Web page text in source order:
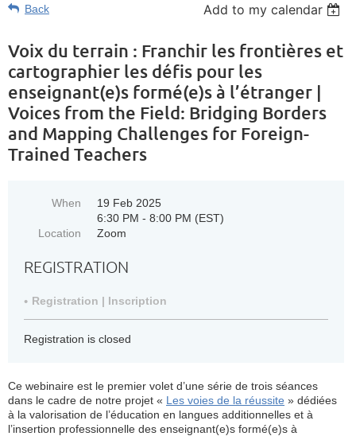
Back Add to my calendar
Voix du terrain : Franchir les frontières et
cartographier les défis pour les
enseignant(e)s formé(e)s à l’étranger |
Voices from the Field: Bridging Borders
and Mapping Challenges for Foreign-
Trained Teachers
When
19 Feb 2025
6:30 PM - 8:00 PM (EST)
Location
Zoom
REGISTRATION
Registration | Inscription
Registration is closed
Ce webinaire est le premier volet d’une série de trois séances
dans le cadre de notre projet « Les voies de la réussite » dédiées
à la valorisation de l’éducation en langues additionnelles et à
l’insertion professionnelle des enseignant(e)s formé(e)s à